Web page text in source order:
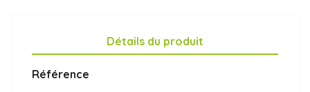
Détails du produit
Référence